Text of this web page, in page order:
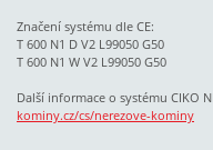
Značení systému dle CE:
T 600 N1 D V2 L99050 G50
T 600 N1 W V2 L99050 G50
Další informace o systému CIKO
kominy.cz/cs/nerezove-kominy